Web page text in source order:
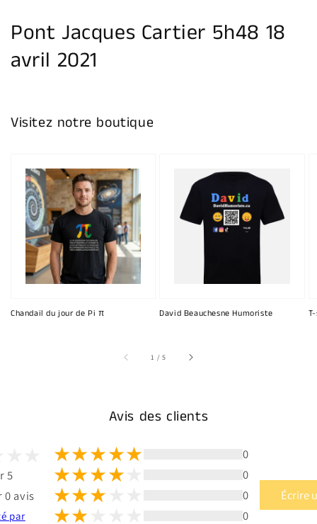
Pont Jacques Cartier 5h48 18
avril 2021
Visitez notre boutique
Chandail du jour de Pi π David Beauchesne Humoriste
1 /sur
5
Avis des clients
5
0 avis
par
0
0
0
0
Écrire